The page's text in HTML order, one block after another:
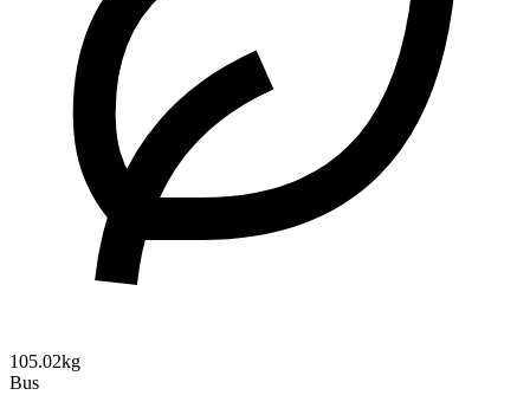
105.02kg
Bus